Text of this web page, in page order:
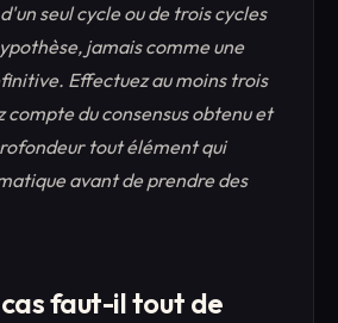
seul cycle ou de trois cycles
jamais comme une
Effectuez au moins trois
compte du consensus obtenu et
tout élément qui
avant de prendre des
faut-il tout de